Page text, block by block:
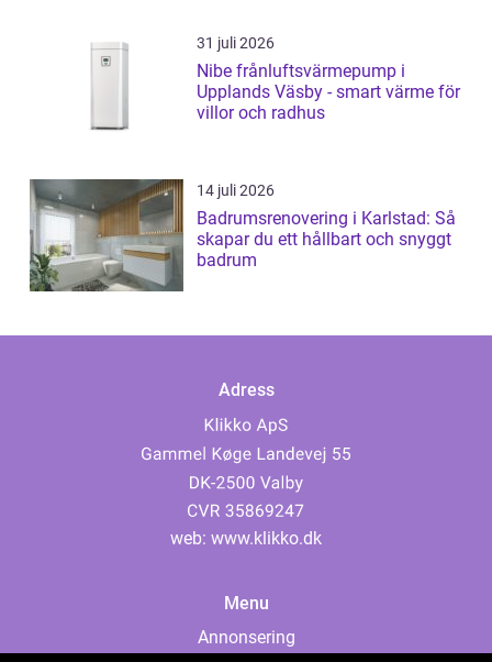
31 juli 2026
Nibe frånluftsvärmepump i
Upplands Väsby - smart värme för
villor och radhus
14 juli 2026
Badrumsrenovering i Karlstad: Så
skapar du ett hållbart och snyggt
badrum
Adress
web: www.klikko.dk
Menu
Annonsering